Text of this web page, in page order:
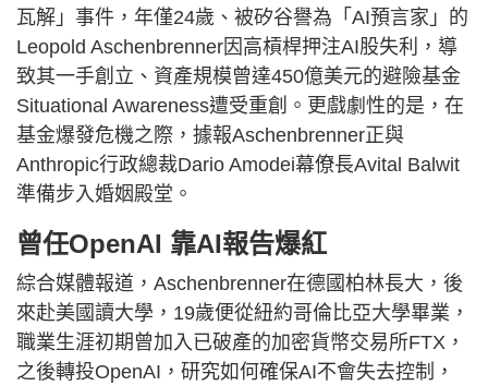
瓦解」事件，年僅24歲、被矽谷譽為「AI預言家」的
Leopold Aschenbrenner因高槓桿押注AI股失利，導
致其一手創立、資產規模曾達450億美元的避險基金
Situational Awareness遭受重創。更戲劇性的是，在
基金爆發危機之際，據報Aschenbrenner正與
Anthropic行政總裁Dario Amodei幕僚長Avital Balwit
準備步入婚姻殿堂。
曾任OpenAI 靠AI報告爆紅
綜合媒體報道，Aschenbrenner在德國柏林長大，後
來赴美國讀大學，19歲便從紐約哥倫比亞大學畢業，
職業生涯初期曾加入已破產的加密貨幣交易所FTX，
之後轉投OpenAI，研究如何確保AI不會失去控制，